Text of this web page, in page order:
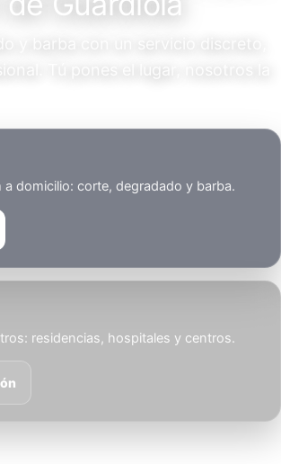
y barba con un servicio discreto,
Tú pones el lugar, nosotros la
a domicilio: corte, degradado y barba.
residencias, hospitales y centros.